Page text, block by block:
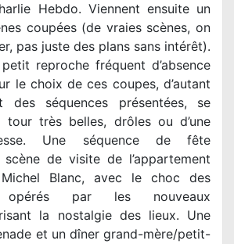
Hebdo. Viennent ensuite un
coupées (de vraies scènes, on
pas juste des plans sans intérêt).
reproche fréquent d’absence
le choix de ces coupes, d’autant
séquences présentées, se
très belles, drôles ou d’une
Une séquence de fête
de visite de l’appartement
Michel Blanc, avec le choc des
opérés par les nouveaux
la nostalgie des lieux. Une
et un dîner grand-mère/petit-